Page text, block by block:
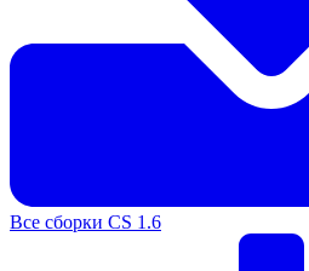
Все сборки CS 1.6